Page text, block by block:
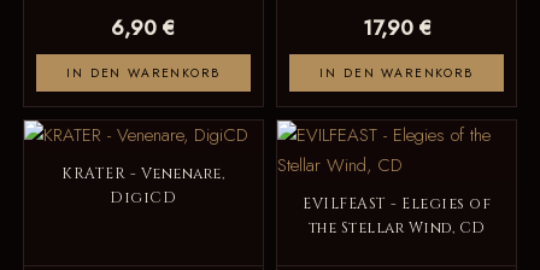
6,90 €
IN DEN WARENKORB
17,90 €
IN DEN WARENKORB
KRATER - Venenare,
DigiCD
EVILFEAST - Elegies of
the Stellar Wind, CD